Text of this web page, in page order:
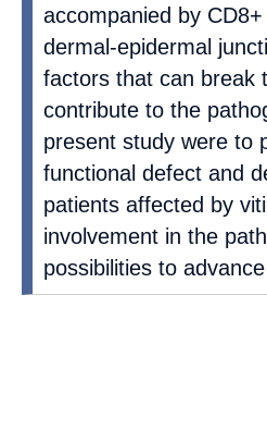
accompanied by
dermal-epidermal
factors that can break
contribute to the
present study were to
functional defect and
patients affected by
involvement in the
possibilities to